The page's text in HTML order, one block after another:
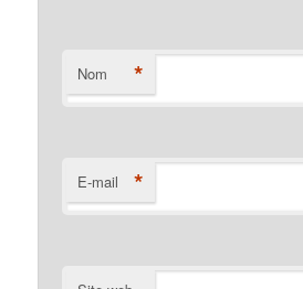
Nom *
E-mail *